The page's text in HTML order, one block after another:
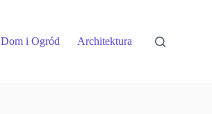
Dom i Ogród Architektura